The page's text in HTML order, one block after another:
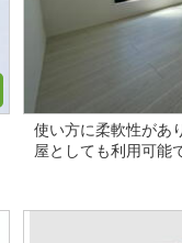
使い方に柔軟性があ
屋としても利用可能